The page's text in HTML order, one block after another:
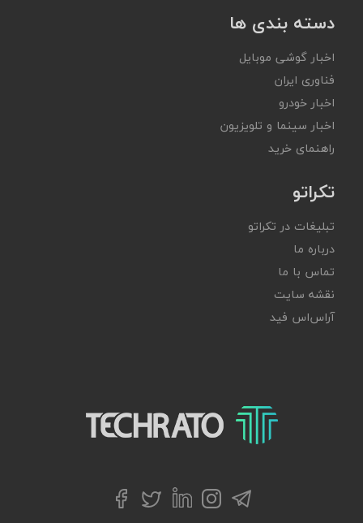
دسته بندی ها
اخبار گوشی موبایل
فناوری ایران
اخبار خودرو
اخبار سینما و تلویزیون
راهنمای خرید
تکراتو
تبلیغات در تکراتو
درباره ما
تماس با ما
نقشه سایت
آر‌اس‌اس فید
تکراتو – زندگی با تکنولوژی
تلگراماینستاگرام
لینکداینتوییترفیسبوک